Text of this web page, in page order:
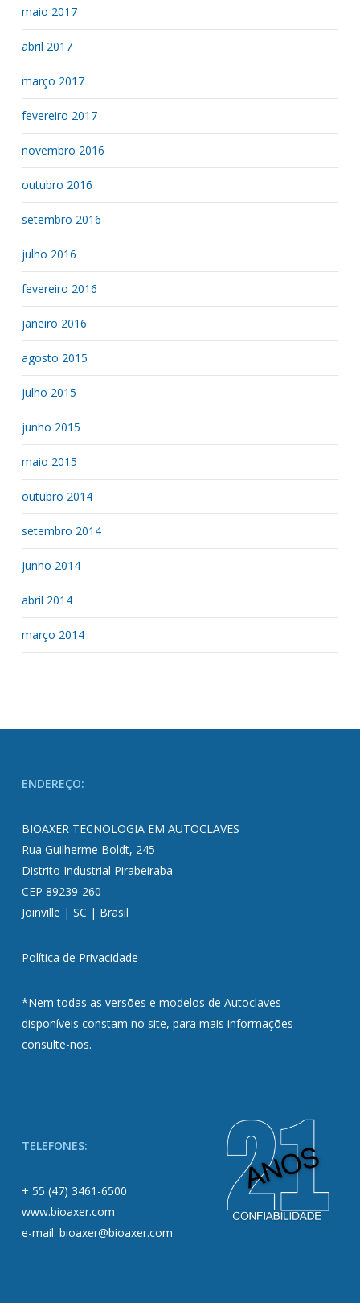
maio 2017
abril 2017
março 2017
fevereiro 2017
novembro 2016
outubro 2016
setembro 2016
julho 2016
fevereiro 2016
janeiro 2016
agosto 2015
julho 2015
junho 2015
maio 2015
outubro 2014
setembro 2014
junho 2014
abril 2014
março 2014
ENDEREÇO:
BIOAXER TECNOLOGIA EM AUTOCLAVES
Rua Guilherme Boldt, 245
Distrito Industrial Pirabeiraba
CEP 89239-260
Joinville | SC | Brasil
Política de Privacidade
*Nem todas as versões e modelos de Autoclaves
disponíveis constam no site, para mais informações
consulte-nos.
TELEFONES:
+ 55 (47) 3461-6500
www.bioaxer.com
e-mail: bioaxer@bioaxer.com